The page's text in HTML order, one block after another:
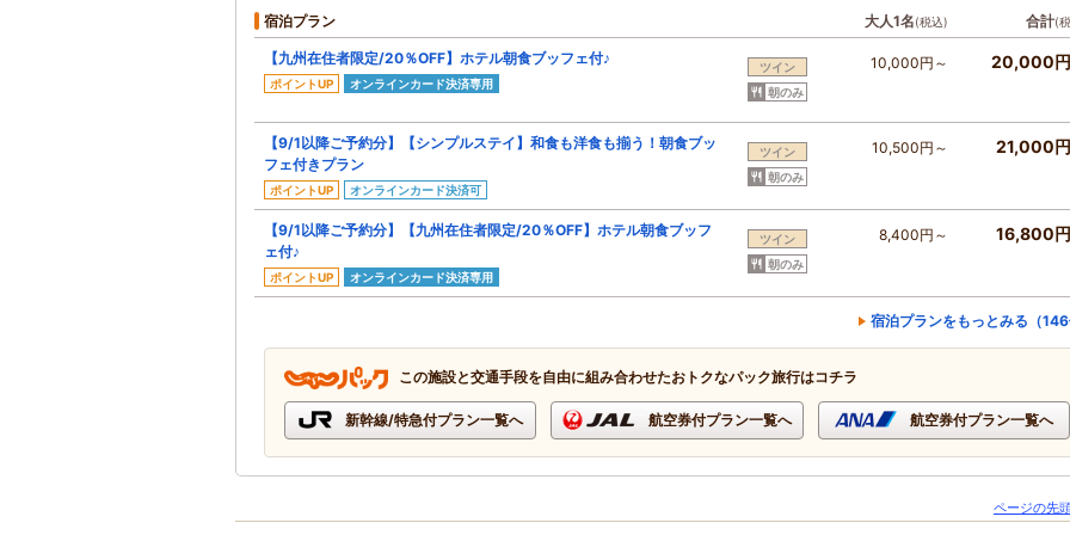
宿泊プラン 大人1名(税込) 合計(
【九州在住者限定/20％OFF】ホテル朝食ブッフェ付♪
ポイントUP オンラインカード決済専用
ツイン
朝のみ
10,000円～ 20,000
【9/1以降ご予約分】【シンプルステイ】和食も洋食も揃う！朝食ブッ
フェ付きプラン
ポイントUP オンラインカード決済可
ツイン
朝のみ
10,500円～ 21,000
【9/1以降ご予約分】【九州在住者限定/20％OFF】ホテル朝食ブッフ
ェ付♪
ポイントUP オンラインカード決済専用
ツイン
朝のみ
8,400円～ 16,800
宿泊プランをもっとみる（146
この施設と交通手段を自由に組み合わせたおトクなパック旅行はコチラ
新幹線/特急付プラン一覧へ 航空券付プラン一覧へ 航空券付プラン一覧へ
ページの先